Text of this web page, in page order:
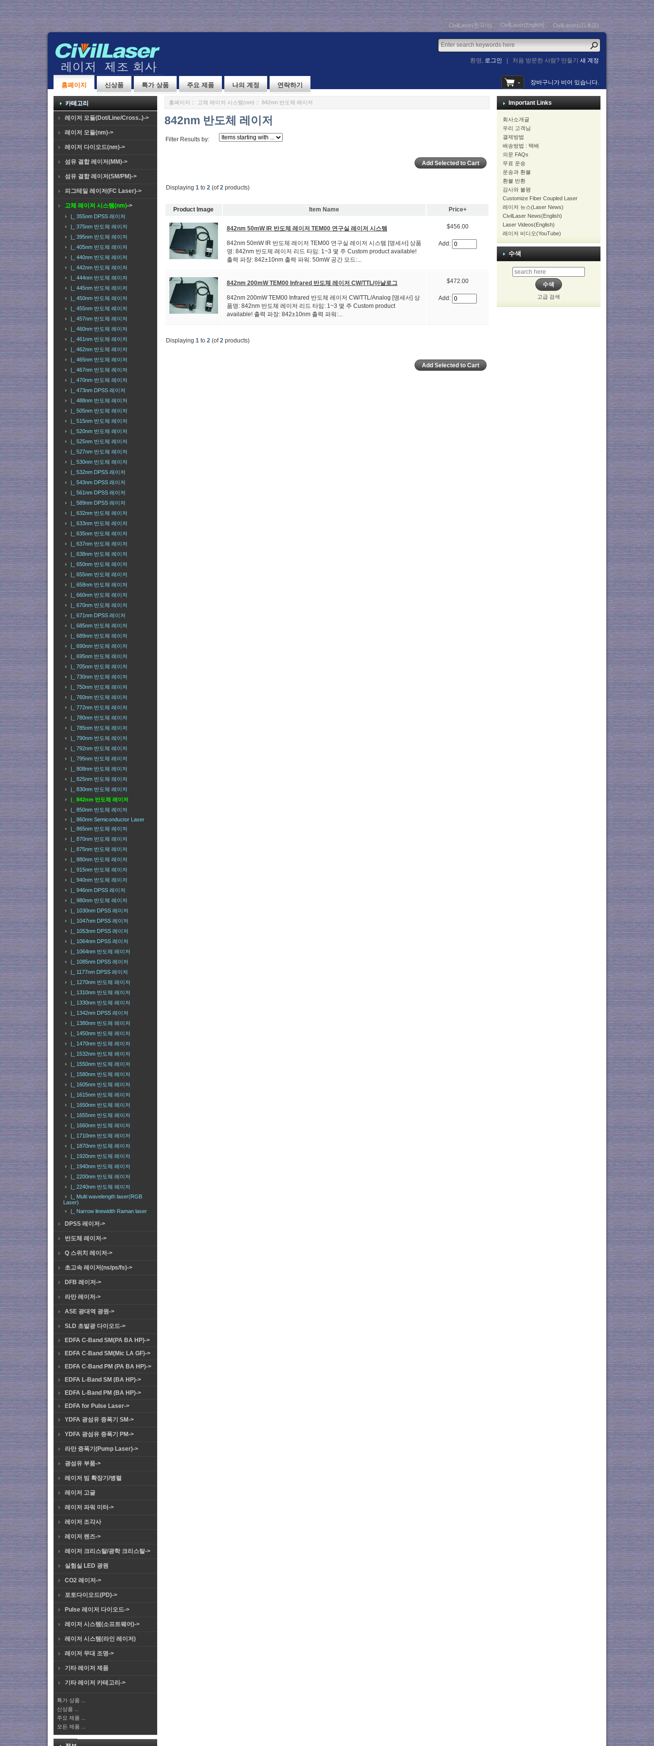
CivilLaser(한국어) CivilLaser(English) CivilLasers(日本語)
환영, 로그인 처음 방문한 사람? 만들기새 계정
홈페이지 신상품 특가 상품 주요 제품 나의 계정 연락하기 장바구니가 비어 있습니다.
카테고리
레이저 모듈(Dot/Line/Cross..)->
레이저 모듈(nm)->
레이저 다이오드(nm)->
섬유 결합 레이저(MM)->
섬유 결합 레이저(SM/PM)->
피그테일 레이저(FC Laser)->
고체 레이저 시스템(nm)->
|_ 355nm DPSS 레이저
|_ 375nm 반도체 레이저
|_ 395nm 반도체 레이저
|_ 405nm 반도체 레이저
|_ 440nm 반도체 레이저
|_ 442nm 반도체 레이저
|_ 444nm 반도체 레이저
|_ 445nm 반도체 레이저
|_ 450nm 반도체 레이저
|_ 455nm 반도체 레이저
|_ 457nm 반도체 레이저
|_ 460nm 반도체 레이저
|_ 461nm 반도체 레이저
|_ 462nm 반도체 레이저
|_ 465nm 반도체 레이저
|_ 467nm 반도체 레이저
|_ 470nm 반도체 레이저
|_ 473nm DPSS 레이저
|_ 488nm 반도체 레이저
|_ 505nm 반도체 레이저
|_ 515nm 반도체 레이저
|_ 520nm 반도체 레이저
|_ 525nm 반도체 레이저
|_ 527nm 반도체 레이저
|_ 530nm 반도체 레이저
|_ 532nm DPSS 레이저
|_ 543nm DPSS 레이저
|_ 561nm DPSS 레이저
|_ 589nm DPSS 레이저
|_ 632nm 반도체 레이저
|_ 633nm 반도체 레이저
|_ 635nm 반도체 레이저
|_ 637nm 반도체 레이저
|_ 638nm 반도체 레이저
|_ 650nm 반도체 레이저
|_ 655nm 반도체 레이저
|_ 658nm 반도체 레이저
|_ 660nm 반도체 레이저
|_ 670nm 반도체 레이저
|_ 671nm DPSS 레이저
|_ 685nm 반도체 레이저
|_ 689nm 반도체 레이저
|_ 690nm 반도체 레이저
|_ 695nm 반도체 레이저
|_ 705nm 반도체 레이저
|_ 730nm 반도체 레이저
|_ 750nm 반도체 레이저
|_ 760nm 반도체 레이저
|_ 772nm 반도체 레이저
|_ 780nm 반도체 레이저
|_ 785nm 반도체 레이저
|_ 790nm 반도체 레이저
|_ 792nm 반도체 레이저
|_ 795nm 반도체 레이저
|_ 808nm 반도체 레이저
|_ 825nm 반도체 레이저
|_ 830nm 반도체 레이저
|_ 842nm 반도체 레이저
|_ 850nm 반도체 레이저
|_ 860nm Semiconductor Laser
|_ 865nm 반도체 레이저
|_ 870nm 반도체 레이저
|_ 875nm 반도체 레이저
|_ 880nm 반도체 레이저
|_ 915nm 반도체 레이저
|_ 940nm 반도체 레이저
|_ 946nm DPSS 레이저
|_ 980nm 반도체 레이저
|_ 1030nm DPSS 레이저
|_ 1047nm DPSS 레이저
|_ 1053nm DPSS 레이저
|_ 1064nm DPSS 레이저
|_ 1064nm 반도체 레이저
|_ 1085nm DPSS 레이저
|_ 1177nm DPSS 레이저
|_ 1270nm 반도체 레이저
|_ 1310nm 반도체 레이저
|_ 1330nm 반도체 레이저
|_ 1342nm DPSS 레이저
|_ 1380nm 반도체 레이저
|_ 1450nm 반도체 레이저
|_ 1470nm 반도체 레이저
|_ 1532nm 반도체 레이저
|_ 1550nm 반도체 레이저
|_ 1580nm 반도체 레이저
|_ 1605nm 반도체 레이저
|_ 1615nm 반도체 레이저
|_ 1650nm 반도체 레이저
|_ 1655nm 반도체 레이저
|_ 1660nm 반도체 레이저
|_ 1710nm 반도체 레이저
|_ 1870nm 반도체 레이저
|_ 1920nm 반도체 레이저
|_ 1940nm 반도체 레이저
|_ 2200nm 반도체 레이저
|_ 2240nm 반도체 레이저
|_ Multi wavelength laser(RGB
Laser)
|_ Narrow linewidth Raman laser
DPSS 레이저->
반도체 레이저->
Q 스위치 레이저->
초고속 레이저(ns/ps/fs)->
DFB 레이저->
라만 레이저->
ASE 광대역 광원->
SLD 초발광 다이오드->
EDFA C-Band SM(PA BA HP)->
EDFA C-Band SM(Mic LA GF)->
EDFA C-Band PM (PA BA HP)->
EDFA L-Band SM (BA HP)->
EDFA L-Band PM (BA HP)->
EDFA for Pulse Laser->
YDFA 광섬유 증폭기 SM->
YDFA 광섬유 증폭기 PM->
라만 증폭기(Pump Laser)->
광섬유 부품->
레이저 빔 확장기/병렬
레이저 고글
레이저 파워 미터->
레이저 조각사
레이저 렌즈->
레이저 크리스탈/광학 크리스탈->
실험실 LED 광원
CO2 레이저->
포토다이오드(PD)->
Pulse 레이저 다이오드->
레이저 시스템(소프트웨어)->
레이저 시스템(라인 레이저)
레이저 무대 조명->
기타 레이저 제품
기타 레이저 카테고리->
특가 상품 ...
신상품 ...
주요 제품 ...
모든 제품 ...
홈페이지 :: 고체 레이저 시스템(nm) :: 842nm 반도체 레이저
842nm 반도체 레이저
Filter Results by:
Displaying 1to 2(of2products)
Product Image Item Name Price+
842nm 50mW IR 반도체 레이저 TEM00 연구실 레이저 시스템
842nm 50mW IR 반도체 레이저 TEM00 연구실 레이저 시스템 [명세서] 상품
명: 842nm 반도체 레이저 리드 타임: 1~3 몇 주 Custom product available!
출력 파장: 842±10nm 출력 파워: 50mW 공간 모드:...
$456.00
Add:
842nm 200mW TEM00 Infrared 반도체 레이저 CW/TTL/아날로그
842nm 200mW TEM00 Infrared 반도체 레이저 CW/TTL/Analog [명세서] 상
품명: 842nm 반도체 레이저 리드 타임: 1~3 몇 주 Custom product
available! 출력 파장: 842±10nm 출력 파워:...
$472.00
Add:
Displaying 1to 2(of2products)
Important Links
회사소개글
우리 고객님
결제방법
배송방법 : 택배
의문 FAQs
무료 운송
운송과 환불
환불 반환
감사와 불평
Customize Fiber Coupled Laser
레이저 뉴스(Laser News)
CivilLaser News(English)
Laser Videos(English)
레이저 비디오(YouTube)
수색
고급 검색